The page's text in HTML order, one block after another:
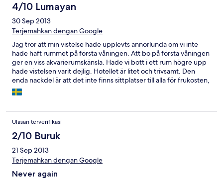
4/10 Lumayan
30 Sep 2013
Terjemahkan dengan Google
Jag tror att min vistelse hade upplevts annorlunda om vi inte
hade haft rummet på första våningen. Att bo på första våningen
ger en viss akvarierumskänsla. Hade vi bott i ett rum högre upp
hade vistelsen varit dejlig. Hotellet är litet och trivsamt. Den
enda nackdel är att det inte finns sittplatser till alla för frukosten,
utan att man måste vänta. Vi fick rådet att äta frukost senare,
men då är flera saker slut, som franskbröd och apelsinjuice.
Ulasan terverifikasi
2/10 Buruk
21 Sep 2013
Terjemahkan dengan Google
Never again